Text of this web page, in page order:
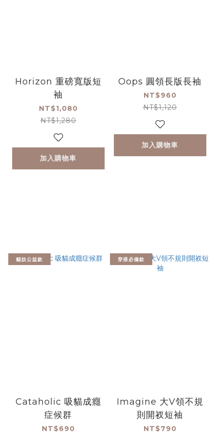
Horizon 重磅寬版短
袖
NT$1,080
NT$1,280
加入購物車
Oops 圓領長版長袖
NT$960
NT$1,120
加入購物車
貓奴公益款
Cataholic 吸貓成癮
症候群
NT$690
穿搭必備款
Imagine 大V領不規
則開衩短袖
NT$790